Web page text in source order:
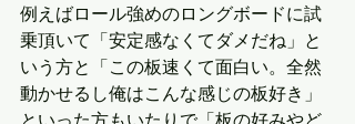
例えばロール強めのロングボードに試
乗頂いて「安定感なくてダメだね」と
いう方と「この板速くて面白い。全然
動かせるし俺はこんな感じの板好き」